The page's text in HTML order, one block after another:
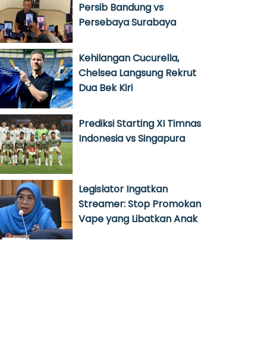
Persib Bandung vs
Persebaya Surabaya
Kehilangan Cucurella,
Chelsea Langsung Rekrut
Dua Bek Kiri
Prediksi Starting XI Timnas
Indonesia vs Singapura
Legislator Ingatkan
Streamer: Stop Promokan
Vape yang Libatkan Anak